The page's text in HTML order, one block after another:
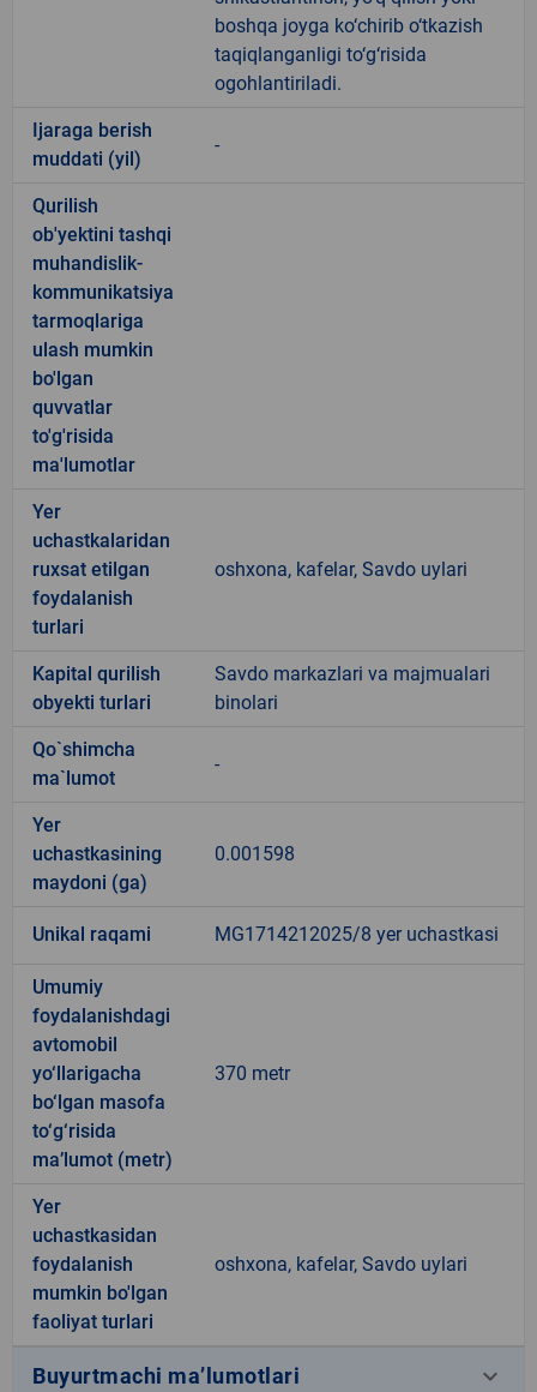
boshqa joyga ko‘chirib o‘tkazish
taqiqlanganligi to‘g‘risida
ogohlantiriladi.
Ijaraga berish
muddati (yil)
-
Qurilish
ob'yektini tashqi
muhandislik-
kommunikatsiya
tarmoqlariga
ulash mumkin
bo'lgan
quvvatlar
to'g'risida
ma'lumotlar
Yer
uchastkalaridan
ruxsat etilgan
foydalanish
turlari
oshxona, kafelar, Savdo uylari
Kapital qurilish
obyekti turlari
Savdo markazlari va majmualari
binolari
Qo`shimcha
ma`lumot
-
Yer
uchastkasining
maydoni (ga)
0.001598
Unikal raqami MG1714212025/8 yer uchastkasi
Umumiy
foydalanishdagi
avtomobil
yo‘llarigacha
bo‘lgan masofa
to‘g‘risida
ma’lumot (metr)
370 metr
Yer
uchastkasidan
foydalanish
mumkin bo'lgan
faoliyat turlari
oshxona, kafelar, Savdo uylari
Buyurtmachi ma’lumotlari keyboard_arrow_down